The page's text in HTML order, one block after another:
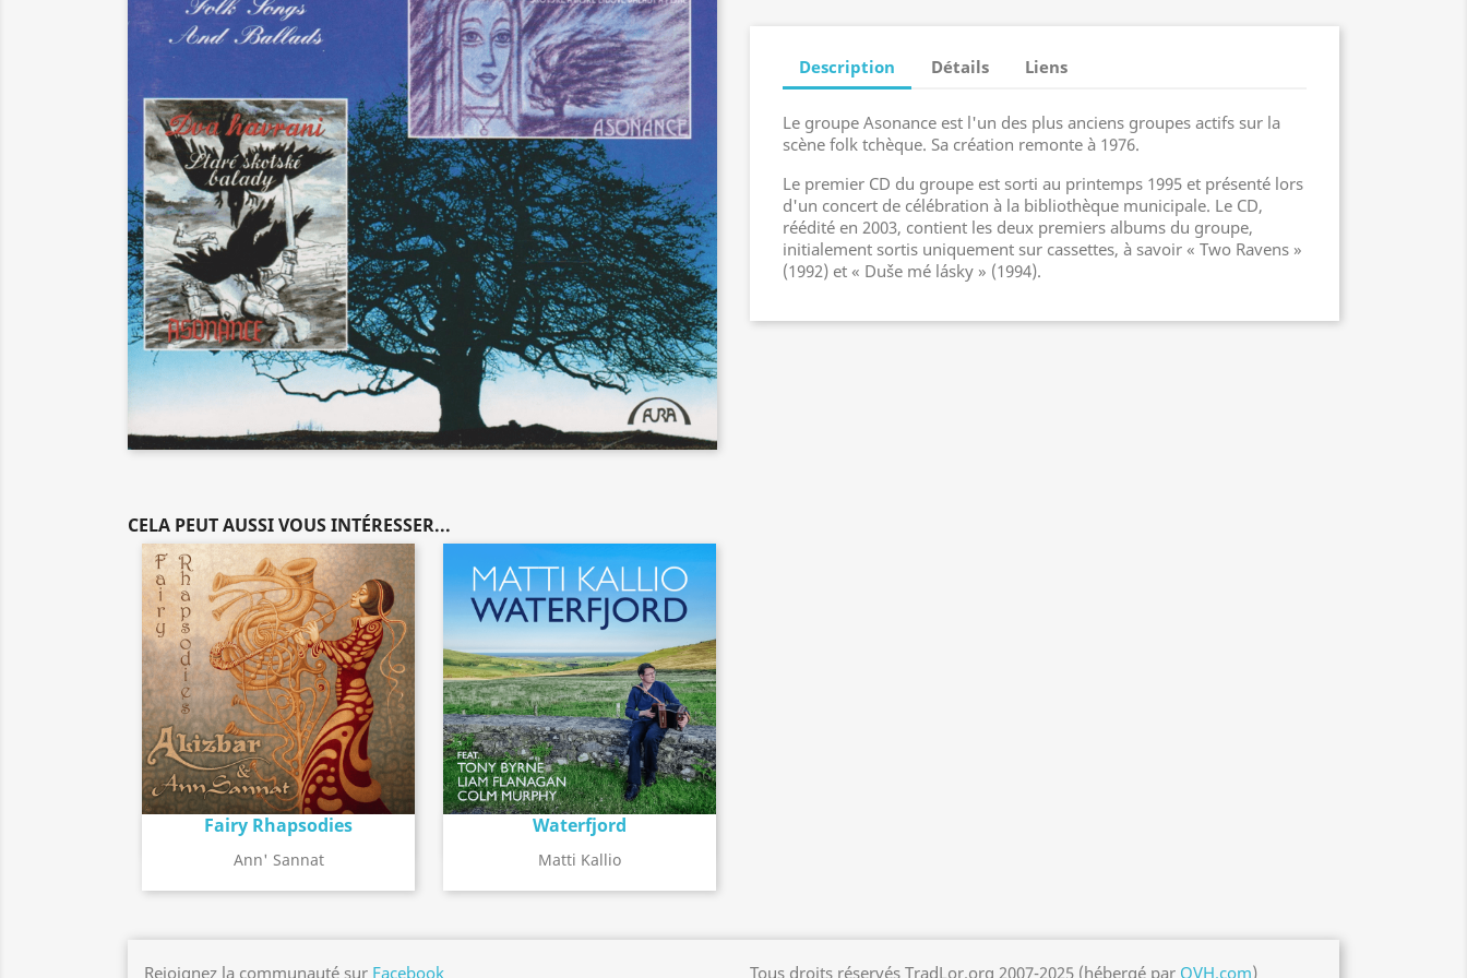
Description Détails Liens
Le groupe Asonance est l'un des plus anciens groupes actifs sur la
scène folk tchèque. Sa création remonte à 1976.
Le premier CD du groupe est sorti au printemps 1995 et présenté lors
d'un concert de célébration à la bibliothèque municipale. Le CD,
réédité en 2003, contient les deux premiers albums du groupe,
initialement sortis uniquement sur cassettes, à savoir « Two Ravens »
(1992) et « Duše mé lásky » (1994).
CELA PEUT AUSSI VOUS INTÉRESSER...
Fairy Rhapsodies
Ann' Sannat
searchDétail de l'album Waterfjord
Matti Kallio
Détail de l'album
Rejoignez la communauté sur Facebook Tous droits réservés TradLor.org 2007-2025 (hébergé par OVH.com)